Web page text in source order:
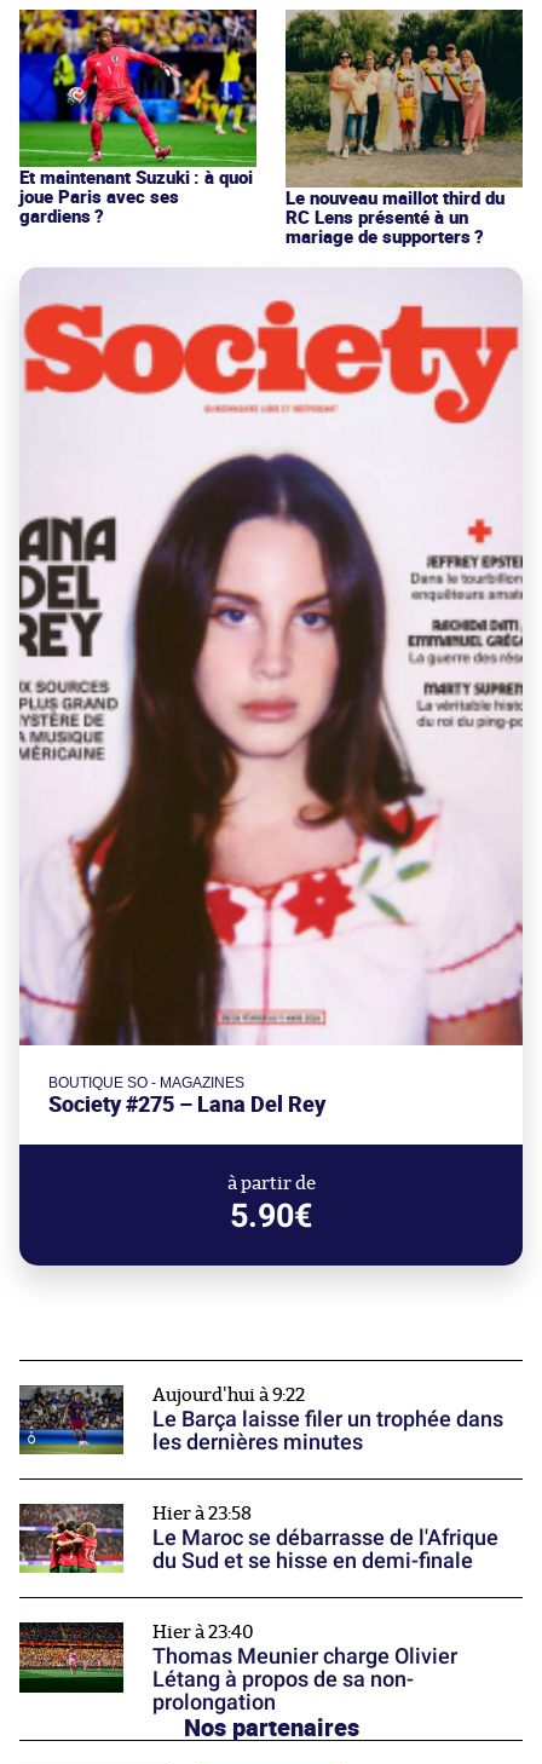
Et maintenant Suzuki : à quoi
joue Paris avec ses
gardiens ?
Le nouveau maillot third du
RC Lens présenté à un
mariage de supporters ?
BOUTIQUE SO - MAGAZINES
Society #275 – Lana Del Rey
à partir de
5.90€
Aujourd'hui à 9:22
Le Barça laisse filer un trophée dans
les dernières minutes
Hier à 23:58
Le Maroc se débarrasse de l'Afrique
du Sud et se hisse en demi-finale
Hier à 23:40
Thomas Meunier charge Olivier
Létang à propos de sa non-
prolongation
Nos partenaires